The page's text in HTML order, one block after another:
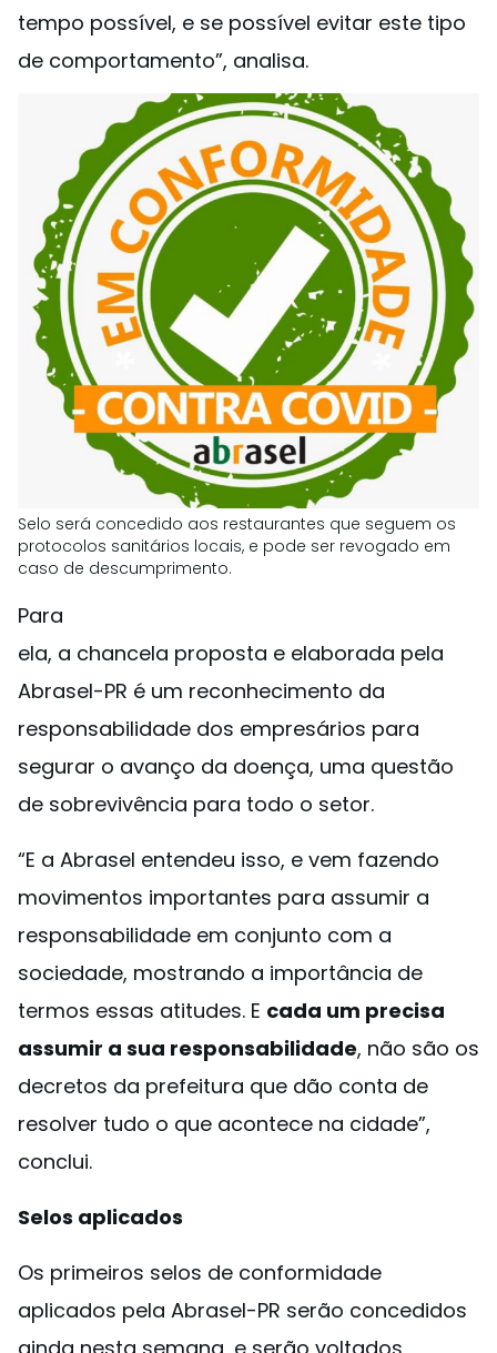
tempo possível, e se possível evitar este tipo
de comportamento”, analisa.
Selo será concedido aos restaurantes que seguem os
protocolos sanitários locais, e pode ser revogado em
caso de descumprimento.
Para
ela, a chancela proposta e elaborada pela
Abrasel-PR é um reconhecimento da
responsabilidade dos empresários para
segurar o avanço da doença, uma questão
de sobrevivência para todo o setor.
“E a Abrasel entendeu isso, e vem fazendo
movimentos importantes para assumir a
responsabilidade em conjunto com a
sociedade, mostrando a importância de
termos essas atitudes. E cada um precisa
assumir a sua responsabilidade, não são os
decretos da prefeitura que dão conta de
resolver tudo o que acontece na cidade”,
conclui.
Selos aplicados
Os primeiros selos de conformidade
aplicados pela Abrasel-PR serão concedidos